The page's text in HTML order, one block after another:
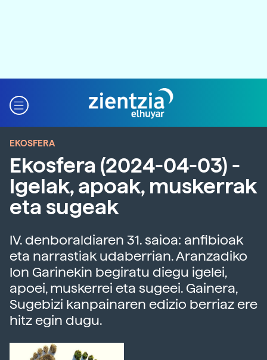
EKOSFERA
Ekosfera (2024-04-03) -
Igelak, apoak, muskerrak
eta sugeak
IV. denboraldiaren 31. saioa: anfibioak
eta narrastiak udaberrian. Aranzadiko
Ion Garinekin begiratu diegu igelei,
apoei, muskerrei eta sugeei. Gainera,
Sugebizi kanpainaren edizio berriaz ere
hitz egin dugu.